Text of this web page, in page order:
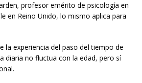
profesor emérito de psicología en
en Reino Unido, lo mismo aplica para
la experiencia del paso del tiempo de
diaria no fluctua con la edad, pero sí